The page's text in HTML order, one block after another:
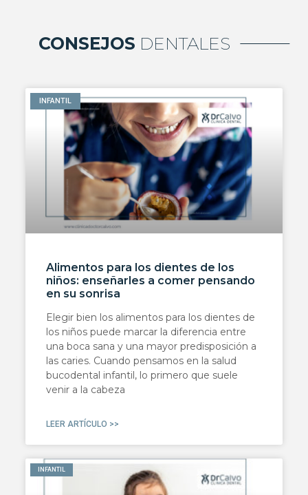
CONSEJOS DENTALES
INFANTIL
Alimentos para los dientes de los
niños: enseñarles a comer pensando
en su sonrisa
Elegir bien los alimentos para los dientes de
los niños puede marcar la diferencia entre
una boca sana y una mayor predisposición a
las caries. Cuando pensamos en la salud
bucodental infantil, lo primero que suele
venir a la cabeza
LEER ARTÍCULO >>
INFANTIL